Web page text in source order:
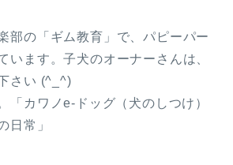
部の「ギム教育」で、パピーパー
います。子犬のオーナーさんは、
さい (^_^)
「カワノe-ドッグ（犬のしつけ）
日常」